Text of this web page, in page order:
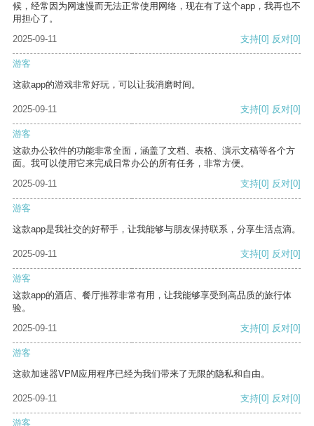
候，经常因为网速慢而无法正常使用网络，现在有了这个app，我再也不
用担心了。
2025-09-11
支持[0] 反对[0]
游客
这款app的游戏非常好玩，可以让我消磨时间。
2025-09-11 支持[0] 反对[0]
游客
这款办公软件的功能非常全面，涵盖了文档、表格、演示文稿等各个方
面。我可以使用它来完成日常办公的所有任务，非常方便。
2025-09-11
支持[0] 反对[0]
游客
这款app是我社交的好帮手，让我能够与朋友保持联系，分享生活点滴。
2025-09-11 支持[0] 反对[0]
游客
这款app的酒店、餐厅推荐非常有用，让我能够享受到高品质的旅行体
验。
2025-09-11
支持[0] 反对[0]
游客
这款加速器VPM应用程序已经为我们带来了无限的隐私和自由。
2025-09-11 支持[0] 反对[0]
游客